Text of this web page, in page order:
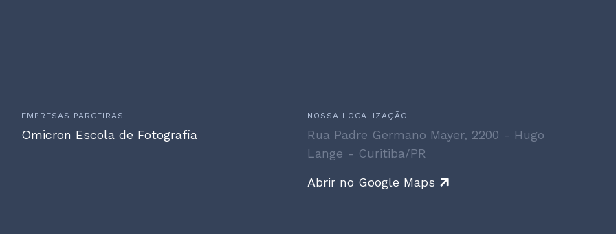
EMPRESAS PARCEIRAS
Omicron Escola de Fotografia
NOSSA LOCALIZAÇÃO
Rua Padre Germano Mayer, 2200 - Hugo
Lange - Curitiba/PR
Abrir no Google Maps